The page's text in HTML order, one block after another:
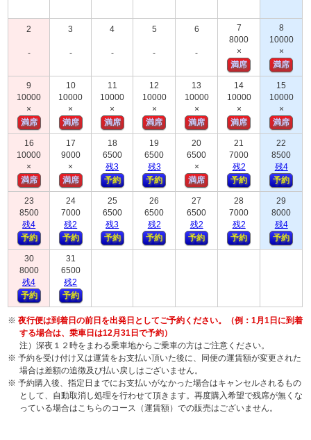
2
-
3
-
4
-
5
-
6
-
7
8000
×
満席
8
10000
×
満席
9
10000
×
満席
10
10000
×
満席
11
10000
×
満席
12
10000
×
満席
13
10000
×
満席
14
10000
×
満席
15
10000
×
満席
16
10000
×
満席
17
9000
×
満席
18
6500
残3
予約
19
6500
残3
予約
20
6500
×
満席
21
7000
残2
予約
22
8500
残4
予約
23
8500
残4
予約
24
7000
残2
予約
25
6500
残3
予約
26
6500
残2
予約
27
6500
残2
予約
28
7000
残2
予約
29
8000
残4
予約
30
8000
残4
予約
31
6500
残2
予約
※夜行便は到着日の前日を出発日としてご予約ください。（例：1月1日に到着
する場合は、乗車日は12月31日で予約）
注）深夜１２時をまわる乗車地からご乗車の方はご注意ください。
※ 予約を受け付け又は運賃をお支払い頂いた後に、同便の運賃額が変更された
場合は差額の追徴及び払い戻しはございません。
※ 予約購入後、指定日までにお支払いがなかった場合はキャンセルされるもの
として、自動取消し処理を行わせて頂きます。再度購入希望で残席が無くな
っている場合はこちらのコース（運賃額）での販売はございません。